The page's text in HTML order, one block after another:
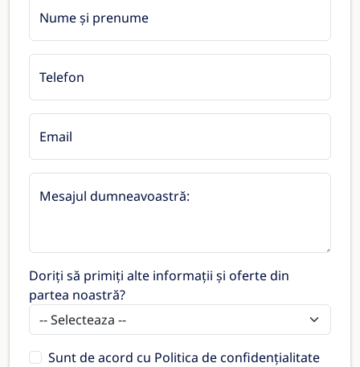
Nume și prenume
Telefon
Email
Mesajul dumneavoastră:
Doriți să primiți alte informații și oferte din
partea noastră?
Sunt de acord cu Politica de confidențialitate